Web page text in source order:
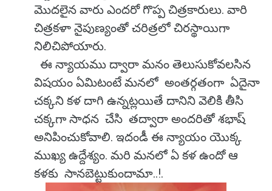
మొదలైన వారు ఎందరో గొప్ప చిత్రకారులు. వారి
చిత్రకళా నైపుణ్యంతో చరిత్రలో చిరస్థాయిగా
నిలిచిపోయారు.
ఈ న్యాయము ద్వారా మనం తెలుసుకోవలసిన
విషయం ఏమిటంటే మనలో అంతర్గతంగా ఏదైనా
చక్కని కళ దాగి ఉన్నట్లయితే దానిని వెలికి తీసి
చక్కగా సాధన చేసి తద్వారా అందరితో శభాష్
అనిపించుకోవాలి. ఇదండీ ఈ న్యాయం యొక్క
ముఖ్య ఉద్దేశ్యం. మరి మనలో ఏ కళ ఉందో ఆ
కళకు సానబెట్టుకుందామా..!.